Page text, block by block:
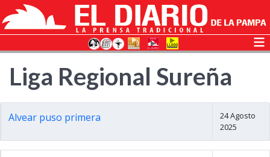
Liga Regional Sureña
Alvear puso primera
24 Agosto
2025